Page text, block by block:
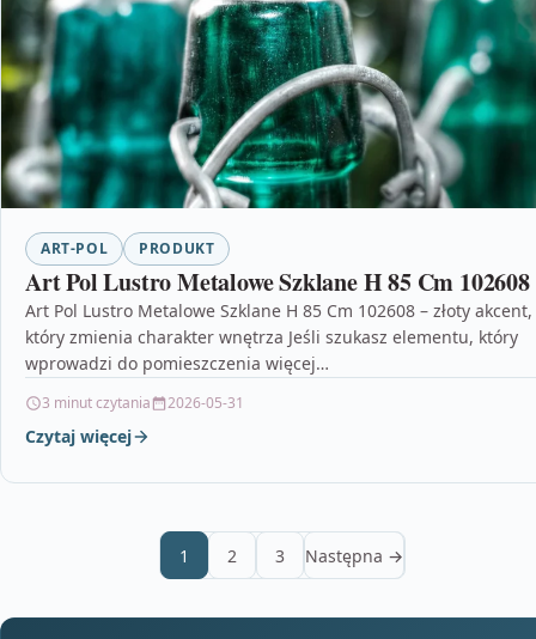
ART-POL PRODUKT
Art Pol Lustro Metalowe Szklane H 85 Cm 102608
Art Pol Lustro Metalowe Szklane H 85 Cm 102608 – złoty akcent,
który zmienia charakter wnętrza Jeśli szukasz elementu, który
wprowadzi do pomieszczenia więcej…
3 minut czytania 2026-05-31
Czytaj więcej
1 2 3 Następna →